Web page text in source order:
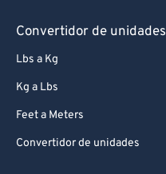
Convertidor de unidades
Lbs a Kg
Kg a Lbs
Feet a Meters
Convertidor de unidades